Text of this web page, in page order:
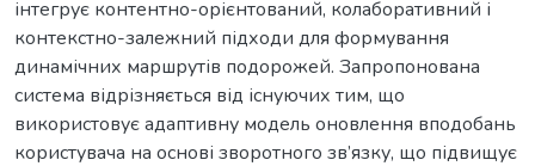
інтегрує контентно-орієнтований, колаборативний і
контекстно-залежний підходи для формування
динамічних маршрутів подорожей. Запропонована
система відрізняється від існуючих тим, що
використовує адаптивну модель оновлення вподобань
користувача на основі зворотного зв’язку, що підвищує